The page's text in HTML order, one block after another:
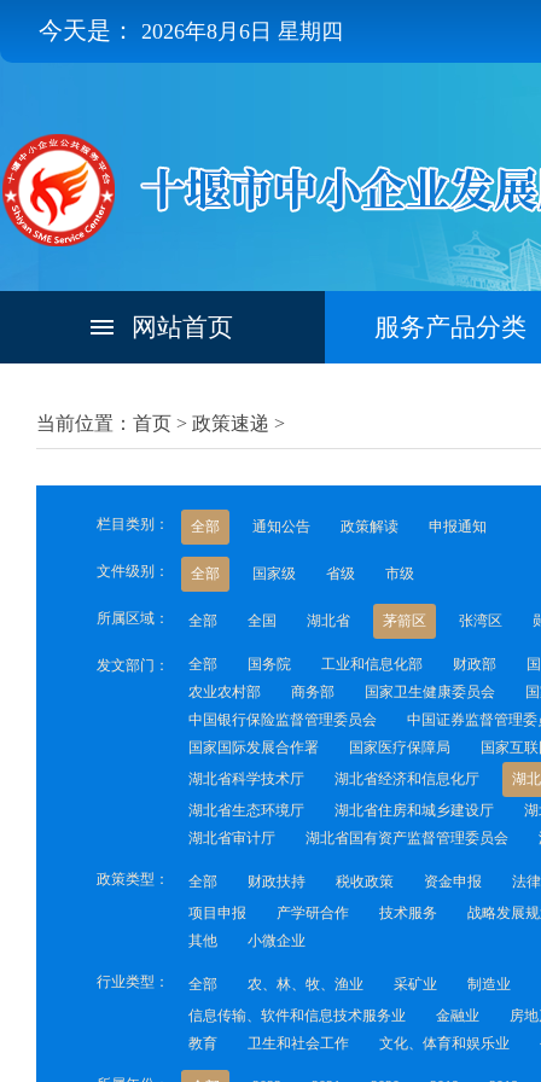
今天是： 2026年8月6日 星期四
网站首页 服务产品分类
当前位置：首页 > 政策速递 >
栏目类别： 全部 通知公告 政策解读 申报通知
文件级别： 全部 国家级 省级 市级
所属区域： 全部 全国 湖北省 茅箭区 张湾区
发文部门： 全部 国务院 工业和信息化部 财政部
农业农村部
商务部 国家卫生健康委员会
中国银行保险监督管理委员会
中国证券监督管理委
国家国际发展合作署
国家医疗保障局
国家互
湖北省科学技术厅
湖北省经济和信息化厅
湖
湖北省生态环境厅
湖北省住房和城乡建设厅
湖北省审计厅
湖北省国有资产监督管理委员会
政策类型： 全部 财政扶持 税收政策 资金申报
法
项目申报
产学研合作 技术服务
战略发展
其他
小微企业
行业类型： 全部 农、林、牧、渔业 采矿业
制造业
信息传输、软件和信息技术服务业
金融业
房
教育
卫生和社会工作 文化、体育和娱乐业